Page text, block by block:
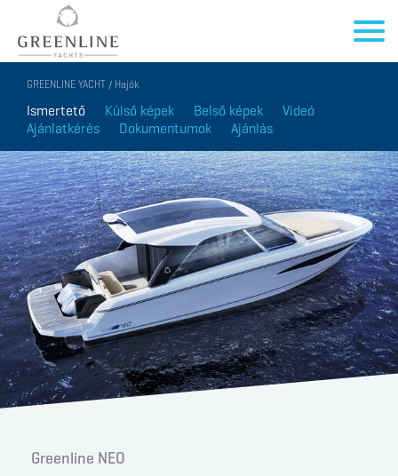
GREENLINE YACHT / Hajók
Ismertető Külső képek Belső képek
Videó
Ajánlatkérés
Dokumentumok Ajánlás
Greenline NEO